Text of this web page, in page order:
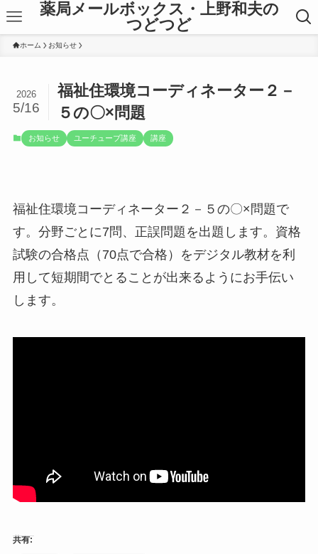
薬局メールボックス・上野和夫の
つどつど
ホーム お知らせ
福祉住環境コーディネーター２－
５の〇×問題
2026
5/16
お知らせ ユーチューブ講座 講座
福祉住環境コーディネーター２－５の〇×問題で
す。分野ごとに7問、正誤問題を出題します。資格
試験の合格点（70点で合格）をデジタル教材を利
用して短期間でとることが出来るようにお手伝い
します。
共有: